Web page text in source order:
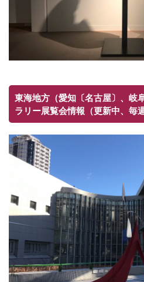
東海地方（愛知〔名古屋〕、岐
ラリー展覧会情報（更新中、毎